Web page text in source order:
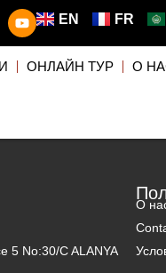
EN FR
ОНЛАЙН ТУР О
5 No:30/C ALANYA
О